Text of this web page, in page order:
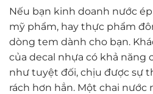
Nếu bạn kinh doanh nước
mỹ phẩm, hay thực phẩm
dòng tem dành cho bạn.
của decal nhựa có khả năng
như tuyệt đối, chịu được sự
rách hơn hẳn. Một chai nước